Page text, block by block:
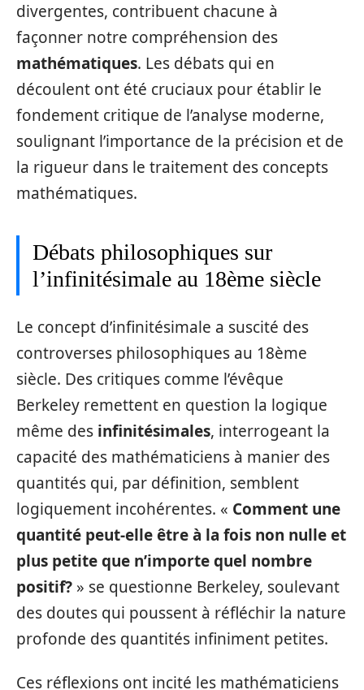
divergentes, contribuent chacune à
façonner notre compréhension des
mathématiques. Les débats qui en
découlent ont été cruciaux pour établir le
fondement critique de l’analyse moderne,
soulignant l’importance de la précision et de
la rigueur dans le traitement des concepts
mathématiques.
Débats philosophiques sur
l’infinitésimale au 18ème siècle
Le concept d’infinitésimale a suscité des
controverses philosophiques au 18ème
siècle. Des critiques comme l’évêque
Berkeley remettent en question la logique
même des infinitésimales, interrogeant la
capacité des mathématiciens à manier des
quantités qui, par définition, semblent
logiquement incohérentes. « Comment une
quantité peut-elle être à la fois non nulle et
plus petite que n’importe quel nombre
positif? » se questionne Berkeley, soulevant
des doutes qui poussent à réfléchir la nature
profonde des quantités infiniment petites.
Ces réflexions ont incité les mathématiciens